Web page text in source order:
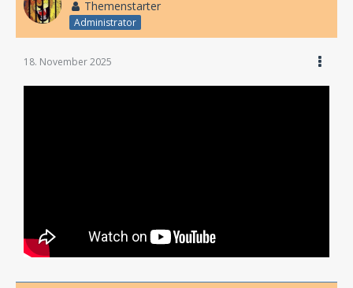
Themenstarter
Administrator
18. November 2025